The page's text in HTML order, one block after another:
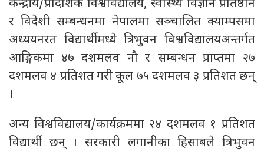
केन्द्रीय/प्रादेशिक विश्वविद्यालय, स्वास्थ्य विज्ञान प्रतिष्ठान
र विदेशी सम्बन्धनमा नेपालमा सञ्चालित क्याम्पसमा
अध्ययनरत विद्यार्थीमध्ये त्रिभुवन विश्वविद्यालयअन्तर्गत
आङ्गिकमा ४७ दशमलव नौ र सम्बन्धन प्राप्तमा २७
दशमलव ४ प्रतिशत गरी कूल ७५ दशमलव ३ प्रतिशत छन्
।
अन्य विश्वविद्यालय/कार्यक्रममा २४ दशमलव १ प्रतिशत
विद्यार्थी छन् । सरकारी लगानीका हिसाबले त्रिभुवन